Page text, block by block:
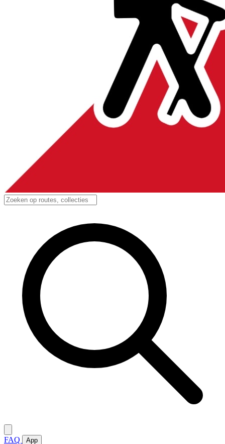
FAQ App